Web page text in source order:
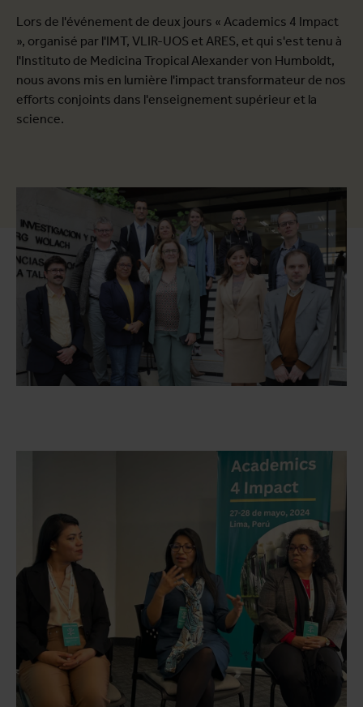
Lors de l'événement de deux jours « Academics 4 Impact
», organisé par l'IMT, VLIR-UOS et ARES, et qui s'est tenu à
l'Instituto de Medicina Tropical Alexander von Humboldt,
nous avons mis en lumière l'impact transformateur de nos
efforts conjoints dans l'enseignement supérieur et la
science.